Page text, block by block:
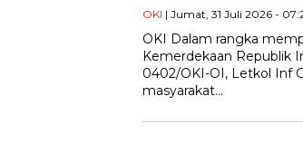
OKI | Jumat, 31 Juli 2026 -
OKI Dalam rangka
Kemerdekaan Republik
0402/OKI-OI, Letkol Inf
masyarakat…